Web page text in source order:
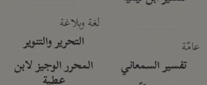
عامّة
تفسير السمعاني
لغة وبلاغة
التحرير والتنوير
المحرر الوجيز لابن